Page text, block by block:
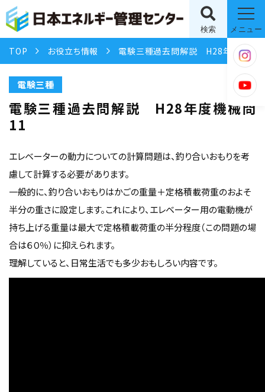
検索 メニュー
TOP お役立ち情報 電験三種過去問解説 H28年度機械問11
電験三種
電験三種過去問解説 H28年度機械問
11
エレベーターの動力についての計算問題は、釣り合いおもりを考
慮して計算する必要があります。
一般的に、釣り合いおもりはかごの重量＋定格積載荷重のおよそ
半分の重さに設定します。これにより、エレベーター用の電動機が
持ち上げる重量は最大で定格積載荷重の半分程度（この問題の場
合は６０％）に抑えられます。
理解していると、日常生活でも多少おもしろい内容です。